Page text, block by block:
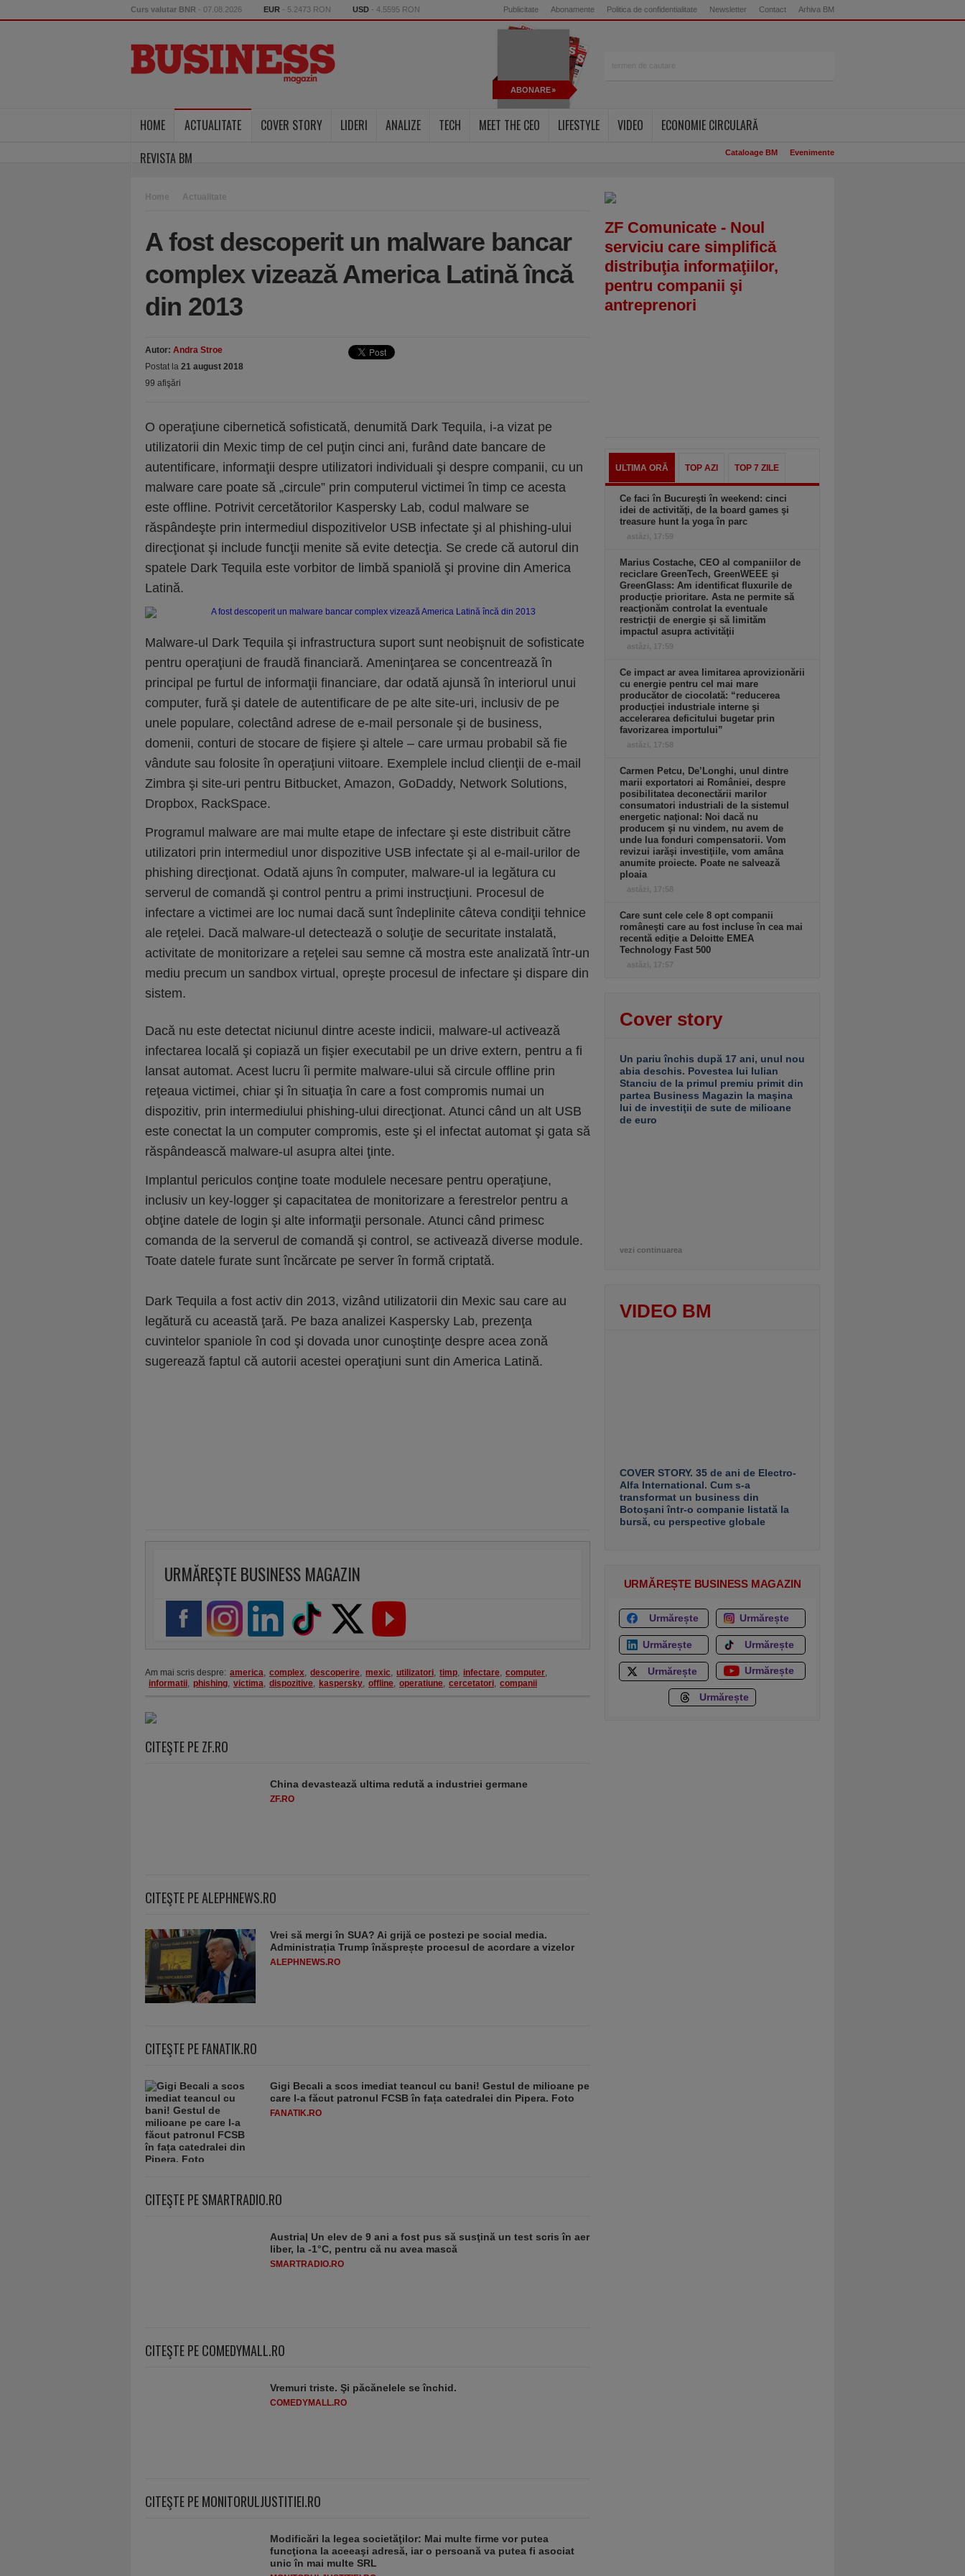
Curs valutar BNR - 07.08.2026 EUR - 5.2473 RON USD - 4.5595 RON Publicitate Abonamente Politica de confidentialitate Newsletter Contact Arhiva BM
ABONARE
HOME ACTUALITATE COVER STORY LIDERI ANALIZE TECH MEET THE CEO LIFESTYLE VIDEO
ECONOMIE CIRCULARĂ
REVISTA BM
Cataloage BM Evenimente
Home Actualitate
A fost descoperit un malware bancar
complex vizează America Latină încă
din 2013
Autor: Andra Stroe
Postat la 21 august 2018
99 afişări
O operaţiune cibernetică sofisticată, denumită Dark Tequila, i-a vizat pe
utilizatorii din Mexic timp de cel puţin cinci ani, furând date bancare de
autentificare, informaţii despre utilizatori individuali şi despre companii, cu un
malware care poate să „circule” prin computerul victimei în timp ce acesta
este offline. Potrivit cercetătorilor Kaspersky Lab, codul malware se
răspândeşte prin intermediul dispozitivelor USB infectate şi al phishing-ului
direcţionat şi include funcţii menite să evite detecţia. Se crede că autorul din
spatele Dark Tequila este vorbitor de limbă spaniolă şi provine din America
Latină.
Malware-ul Dark Tequila şi infrastructura suport sunt neobişnuit de sofisticate
pentru operaţiuni de fraudă financiară. Ameninţarea se concentrează în
principal pe furtul de informaţii financiare, dar odată ajunsă în interiorul unui
computer, fură şi datele de autentificare de pe alte site-uri, inclusiv de pe
unele populare, colectând adrese de e-mail personale şi de business,
domenii, conturi de stocare de fişiere şi altele – care urmau probabil să fie
vândute sau folosite în operaţiuni viitoare. Exemplele includ clienţii de e-mail
Zimbra şi site-uri pentru Bitbucket, Amazon, GoDaddy, Network Solutions,
Dropbox, RackSpace.
Programul malware are mai multe etape de infectare şi este distribuit către
utilizatori prin intermediul unor dispozitive USB infectate şi al e-mail-urilor de
phishing direcţionat. Odată ajuns în computer, malware-ul ia legătura cu
serverul de comandă şi control pentru a primi instrucţiuni. Procesul de
infectare a victimei are loc numai dacă sunt îndeplinite câteva condiţii tehnice
ale reţelei. Dacă malware-ul detectează o soluţie de securitate instalată,
activitate de monitorizare a reţelei sau semne că mostra este analizată într-un
mediu precum un sandbox virtual, opreşte procesul de infectare şi dispare din
sistem.
Dacă nu este detectat niciunul dintre aceste indicii, malware-ul activează
infectarea locală şi copiază un fişier executabil pe un drive extern, pentru a fi
lansat automat. Acest lucru îi permite malware-ului să circule offline prin
reţeaua victimei, chiar şi în situaţia în care a fost compromis numai un
dispozitiv, prin intermediului phishing-ului direcţionat. Atunci când un alt USB
este conectat la un computer compromis, este şi el infectat automat şi gata să
răspândească malware-ul asupra altei ţinte.
Implantul periculos conţine toate modulele necesare pentru operaţiune,
inclusiv un key-logger şi capacitatea de monitorizare a ferestrelor pentru a
obţine datele de login şi alte informaţii personale. Atunci când primesc
comanda de la serverul de comandă şi control, se activează diverse module.
Toate datele furate sunt încărcate pe server în formă criptată.
Dark Tequila a fost activ din 2013, vizând utilizatorii din Mexic sau care au
legătură cu această ţară. Pe baza analizei Kaspersky Lab, prezenţa
cuvintelor spaniole în cod şi dovada unor cunoştinţe despre acea zonă
sugerează faptul că autorii acestei operaţiuni sunt din America Latină.
URMĂREȘTE BUSINESS MAGAZIN
Am mai scris despre: america, complex, descoperire, mexic, utilizatori, timp, infectare, computer,
informatii, phishing, victima, dispozitive, kaspersky, offline, operatiune, cercetatori, companii
CITEŞTE PE ZF.RO
China devastează ultima redută a industriei germane
ZF.RO
CITEŞTE PE ALEPHNEWS.RO
Vrei să mergi în SUA? Ai grijă ce postezi pe social media.
Administrația Trump înăsprește procesul de acordare a vizelor
ALEPHNEWS.RO
CITEŞTE PE FANATIK.RO
Gigi Becali a scos imediat teancul cu bani! Gestul de milioane pe
care l-a făcut patronul FCSB în fața catedralei din Pipera. Foto
FANATIK.RO
CITEŞTE PE SMARTRADIO.RO
Austria| Un elev de 9 ani a fost pus să susţină un test scris în aer
liber, la -1°C, pentru că nu avea mască
SMARTRADIO.RO
CITEŞTE PE COMEDYMALL.RO
Vremuri triste. Şi păcănelele se închid.
COMEDYMALL.RO
CITEŞTE PE MONITORULJUSTITIEI.RO
Modificări la legea societăţilor: Mai multe firme vor putea
funcţiona la aceeaşi adresă, iar o persoană va putea fi asociat
unic în mai multe SRL
ZF Comunicate - Noul
serviciu care simplifică
distribuţia informaţiilor,
pentru companii şi
antreprenori
ULTIMA ORĂ TOP AZI TOP 7 ZILE
Ce faci în Bucureşti în weekend: cinci
idei de activităţi, de la board games şi
treasure hunt la yoga în parc
astăzi, 17:59
Marius Costache, CEO al companiilor de
reciclare GreenTech, GreenWEEE şi
GreenGlass: Am identificat fluxurile de
producţie prioritare. Asta ne permite să
reacţionăm controlat la eventuale
restricţii de energie şi să limităm
impactul asupra activităţii
astăzi, 17:59
Ce impact ar avea limitarea aprovizionării
cu energie pentru cel mai mare
producător de ciocolată: “reducerea
producţiei industriale interne şi
accelerarea deficitului bugetar prin
favorizarea importului”
astăzi, 17:58
Carmen Petcu, De’Longhi, unul dintre
marii exportatori ai României, despre
posibilitatea deconectării marilor
consumatori industriali de la sistemul
energetic naţional: Noi dacă nu
producem şi nu vindem, nu avem de
unde lua fonduri compensatorii. Vom
revizui iarăşi investiţiile, vom amâna
anumite proiecte. Poate ne salvează
ploaia
astăzi, 17:58
Care sunt cele cele 8 opt companii
româneşti care au fost incluse în cea mai
recentă ediţie a Deloitte EMEA
Technology Fast 500
astăzi, 17:57
Cover story
Un pariu închis după 17 ani, unul nou
abia deschis. Povestea lui Iulian
Stanciu de la primul premiu primit din
partea Business Magazin la maşina
lui de investiţii de sute de milioane
de euro
vezi continuarea
VIDEO BM
COVER STORY. 35 de ani de Electro-
Alfa International. Cum s-a
transformat un business din
Botoşani într-o companie listată la
bursă, cu perspective globale
URMĂREȘTE BUSINESS MAGAZIN
Urmărește Urmărește
Urmărește Urmărește
Urmărește Urmărește
Urmărește